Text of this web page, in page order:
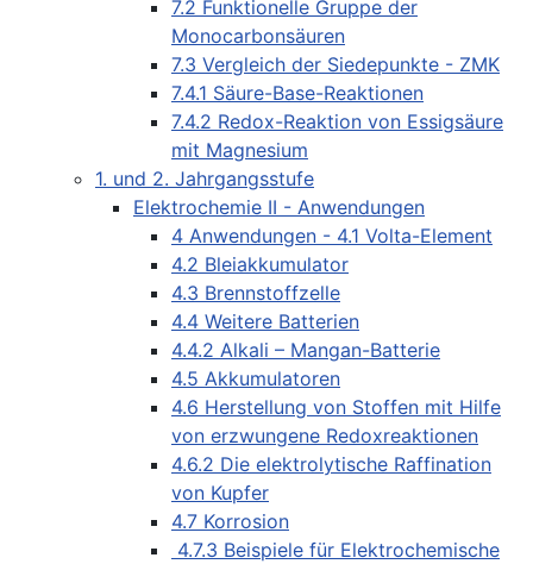
7.2 Funktionelle Gruppe der
Monocarbonsäuren
7.3 Vergleich der Siedepunkte - ZMK
7.4.1 Säure-Base-Reaktionen
7.4.2 Redox-Reaktion von Essigsäure
mit Magnesium
1. und 2. Jahrgangsstufe
Elektrochemie II - Anwendungen
4 Anwendungen - 4.1 Volta-Element
4.2 Bleiakkumulator
4.3 Brennstoffzelle
4.4 Weitere Batterien
4.4.2 Alkali – Mangan-Batterie
4.5 Akkumulatoren
4.6 Herstellung von Stoffen mit Hilfe
von erzwungene Redoxreaktionen
4.6.2 Die elektrolytische Raffination
von Kupfer
4.7 Korrosion
4.7.3 Beispiele für Elektrochemische